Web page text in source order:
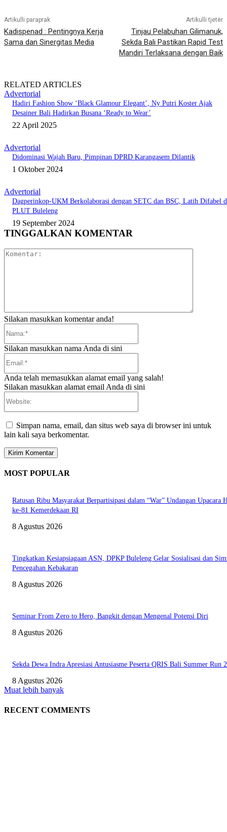
Artikulli paraprak
Kadispenad : Pentingnya Kerja
Sama dan Sinergitas Media
Artikulli tjetër
Tinjau Pelabuhan Gilimanuk,
Sekda Bali Pastikan Rapid Test
Mandiri Terlaksana dengan Baik
RELATED ARTICLES
Advertorial
Hadiri Fashion Show ‘Black Glamour Elegant’, Ny Putri Koster Ajak
Desainer Bali Hadirkan Busana ‘Ready to Wear’
22 April 2025
Advertorial
Didominasi Wajah Baru, Pimpinan DPRD Karangasem Dilantik
1 Oktober 2024
Advertorial
Dagperinkop-UKM Berkolaborasi dengan SETC dan BSC, Latih Difabel
PLUT Buleleng
19 September 2024
TINGGALKAN KOMENTAR
Silakan masukkan komentar anda!
Silakan masukkan nama Anda di sini
Anda telah memasukkan alamat email yang salah!
Silakan masukkan alamat email Anda di sini
Simpan nama, email, dan situs web saya di browser ini untuk
lain kali saya berkomentar.
MOST POPULAR
Ratusan Ribu Masyarakat Berpartisipasi dalam “War” Undangan Upacara
ke-81 Kemerdekaan RI
8 Agustus 2026
Tingkatkan Kesiapsiagaan ASN, DPKP Buleleng Gelar Sosialisasi dan
Pencegahan Kebakaran
8 Agustus 2026
Seminar From Zero to Hero, Bangkit dengan Mengenal Potensi Diri
8 Agustus 2026
Sekda Dewa Indra Apresiasi Antusiasme Peserta QRIS Bali Summer Run
8 Agustus 2026
Muat lebih banyak
RECENT COMMENTS